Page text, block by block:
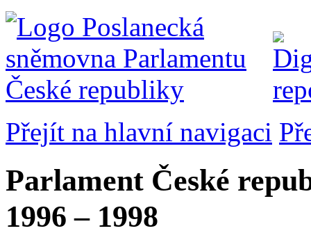
Přejít na hlavní navigaci
Parlament České
1996 – 1998